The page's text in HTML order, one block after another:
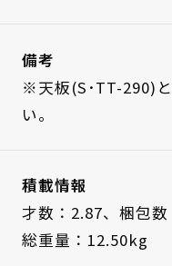
備考
※天板(S･TT-290)
い。
積載情報
才数：2.87、 梱包数
総重量：12.50kg